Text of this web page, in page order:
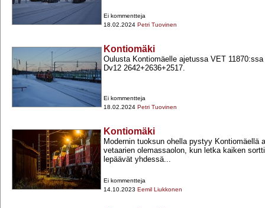
Ei kommentteja
18.02.2024 Petri Tuovinen
Kontiomäki
Oulusta Kontiomäelle ajetussa VET
Dv12 2642+​2636+​2517.
Ei kommentteja
18.02.2024 Petri Tuovinen
Kontiomäki
Modernin tuoksun ohella pystyy Kontiomäellä
vetaarien olemassaolon, kun letka kaiken
lepäävät yhdessä...
Ei kommentteja
14.10.2023 Eemil Liukkonen